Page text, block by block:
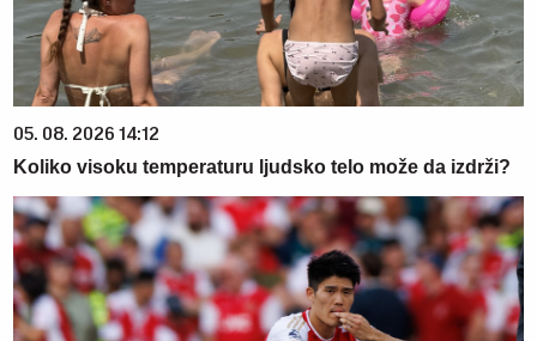
05. 08. 2026 14:12
Koliko visoku temperaturu ljudsko telo može da izdrži?